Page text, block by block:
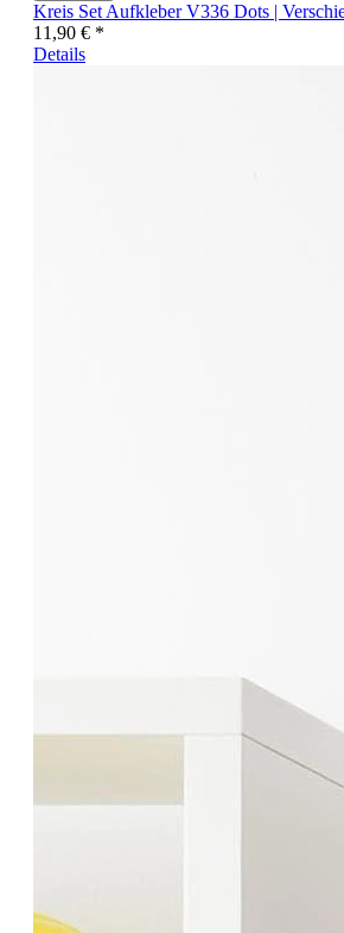
Kreis Set Aufkleber V336 Dots |
11,90 € *
Details